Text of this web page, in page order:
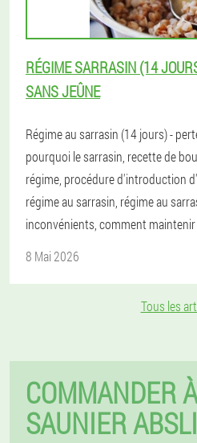
RÉGIME SARRASIN (14
SANS JEÛNE
Régime au sarrasin (14 jours) -
pourquoi le sarrasin, recette de
régime, procédure d'introduction
régime au sarrasin, régime au
inconvénients, comment
8 Mai 2026
Tous les
COMMANDER
SAUNIER